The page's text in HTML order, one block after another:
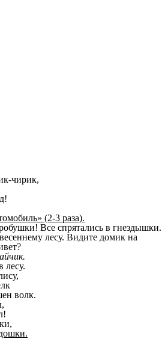
чирик,
(2-3 раза).
Все спрятались в гнездышки.
лесу. Видите домик на
лесу.
волк.